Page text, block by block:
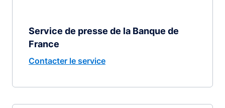
Service de presse de la Banque de
France
Contacter le service